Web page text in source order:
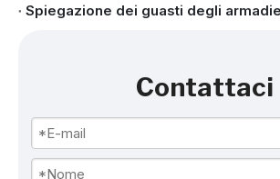
Contattaci